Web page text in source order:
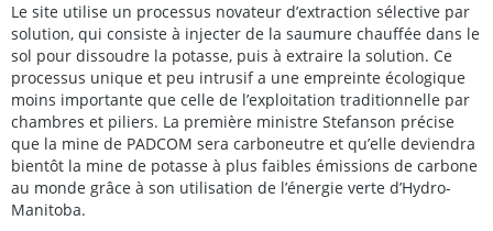
Le site utilise un processus novateur d’extraction sélective par
solution, qui consiste à injecter de la saumure chauffée dans le
sol pour dissoudre la potasse, puis à extraire la solution. Ce
processus unique et peu intrusif a une empreinte écologique
moins importante que celle de l’exploitation traditionnelle par
chambres et piliers. La première ministre Stefanson précise
que la mine de PADCOM sera carboneutre et qu’elle deviendra
bientôt la mine de potasse à plus faibles émissions de carbone
au monde grâce à son utilisation de l’énergie verte d’Hydro-
Manitoba.